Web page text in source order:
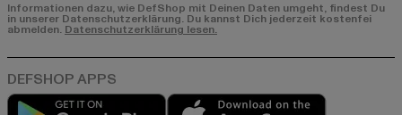
Informationen dazu, wie DefShop mit Deinen Daten umgeht, findest Du
in unserer Datenschutzerklärung. Du kannst Dich jederzeit kostenfei
abmelden. Datenschutzerklärung lesen.
Play market